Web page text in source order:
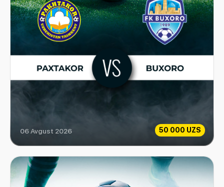
50 000 UZS
Paxtakor vs Buxoro
06 Avgust 2026